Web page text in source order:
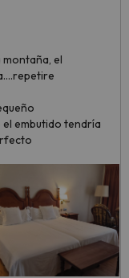
montaña, el
embutido tendría